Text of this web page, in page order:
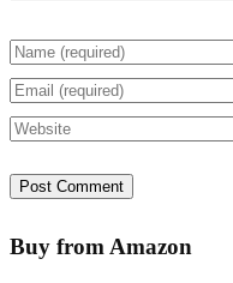
Buy from Amazon